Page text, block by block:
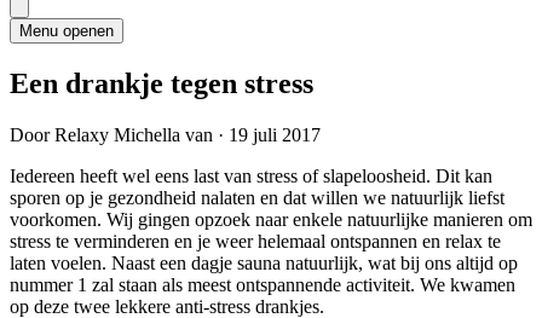
Menu openen
Een drankje tegen stress
Door Relaxy Michella van · 19 juli 2017
Iedereen heeft wel eens last van stress of slapeloosheid. Dit kan
sporen op je gezondheid nalaten en dat willen we natuurlijk liefst
voorkomen. Wij gingen opzoek naar enkele natuurlijke manieren om
stress te verminderen en je weer helemaal ontspannen en relax te
laten voelen. Naast een dagje sauna natuurlijk, wat bij ons altijd op
nummer 1 zal staan als meest ontspannende activiteit. We kwamen
op deze twee lekkere anti-stress drankjes.